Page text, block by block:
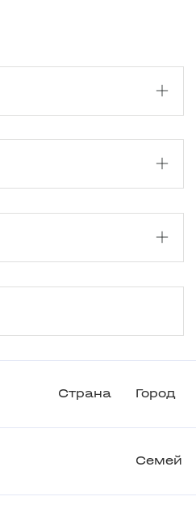
Страна Город
Семей